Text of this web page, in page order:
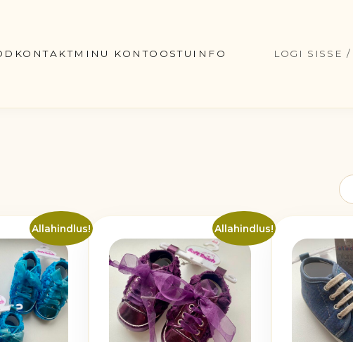
KONTAKTMINU KONTO OSTUINFO LOGI SISSE /
Allahindlus! Allahindlus!
Sellel
tootel
on
mitu
varianti.
Valikuid